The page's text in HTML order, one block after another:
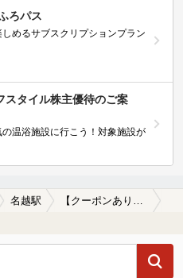
ろパス
めるサブスクリプションプラン
スタイル株主優待のご案
温浴施設に行こう！対象施設が
名越駅 【クーポンあり】水風呂が楽しめる名越駅近くの温泉、日帰り温泉、スーパー銭湯おすすめ